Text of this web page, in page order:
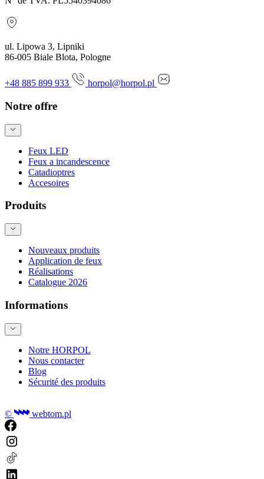
ul. Lipowa 3, Lipniki
86-005 Biale Blota, Pologne
+48 885 899 933 horpol@horpol.pl
Notre offre
Feux LED
Feux a incandescence
Catadioptres
Accesoires
Produits
Nouveaux produits
Application de feux
Réalisations
Catalogue 2026
Informations
Notre HORPOL
Nous contacter
Blog
Sécurité des produits
© webtom.pl